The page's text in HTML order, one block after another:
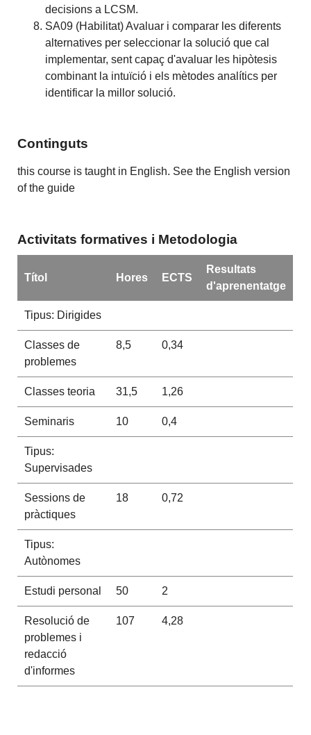
decisions a LCSM.
SA09 (Habilitat) Avaluar i comparar les diferents
alternatives per seleccionar la solució que cal
implementar, sent capaç d'avaluar les hipòtesis
combinant la intuïció i els mètodes analítics per
identificar la millor solució.
Continguts
this course is taught in English. See the English version
of the guide
Activitats formatives i Metodologia
Títol Hores ECTS
Resultats
d'aprenentatge
Tipus: Dirigides
Classes de
problemes
8,5 0,34
Classes teoria 31,5 1,26
Seminaris 10 0,4
Tipus:
Supervisades
Sessions de
pràctiques
18 0,72
Tipus:
Autònomes
Estudi personal 50 2
Resolució de
problemes i
redacció
d'informes
107 4,28